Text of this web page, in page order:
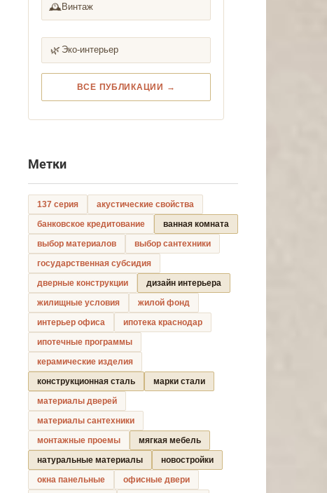
🕰️ Винтаж
🌿 Эко-интерьер
ВСЕ ПУБЛИКАЦИИ →
Метки
137 серия
акустические свойства
банковское кредитование
ванная комната
выбор материалов
выбор сантехники
государственная субсидия
дверные конструкции
дизайн интерьера
жилищные условия
жилой фонд
интерьер офиса
ипотека краснодар
ипотечные программы
керамические изделия
конструкционная сталь
марки стали
материалы дверей
материалы сантехники
монтажные проемы
мягкая мебель
натуральные материалы
новостройки
окна панельные
офисные двери